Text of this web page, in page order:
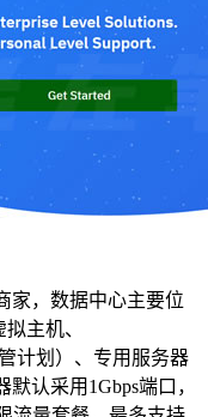
家，数据中心主要位
主机、
计划）、专用服务器
认采用1Gbps端口，